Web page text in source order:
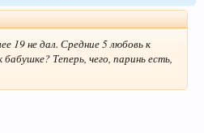
19 не дал. Средние 5 любовь к
Теперь, чего, паринь есть,